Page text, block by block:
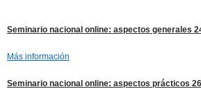
Seminario nacional online: aspectos generales
Más información
Seminario nacional online: aspectos prácticos